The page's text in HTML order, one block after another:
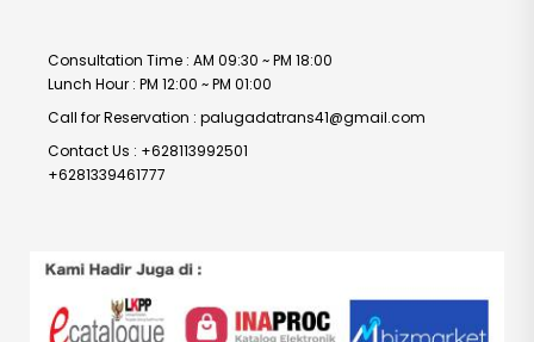
Consultation Time : AM 09:30 ~ PM 18:00
Lunch Hour : PM 12:00 ~ PM 01:00
Call for Reservation : palugadatrans41@gmail.com
Contact Us : +628113992501
+6281339461777